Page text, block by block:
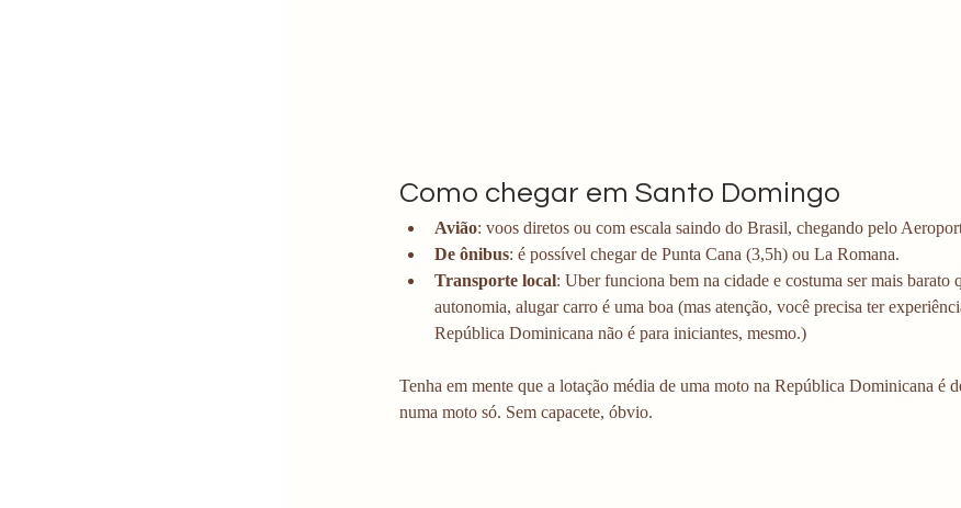
Como chegar em Santo Domingo
Avião: voos diretos ou com escala saindo do Brasil, chegando pelo
De ônibus: é possível chegar de Punta Cana (3,5h) ou La Romana.
Transporte local: Uber funciona bem na cidade e costuma ser mais barato
autonomia, alugar carro é uma boa (mas atenção, você precisa ter
República Dominicana não é para iniciantes, mesmo.)
Tenha em mente que a lotação média de uma moto na República Dominicana é
numa moto só. Sem capacete, óbvio.